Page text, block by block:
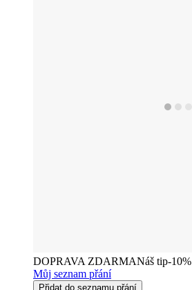
DOPRAVA ZDARMANáš tip-10%
Můj seznam přání
Přidat do seznamu přání